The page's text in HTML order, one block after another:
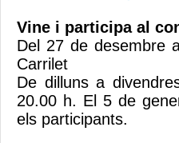
Vine i participa al
Del 27 de desembre
Carrilet
De dilluns a
20.00 h. El 5 de
els participants.